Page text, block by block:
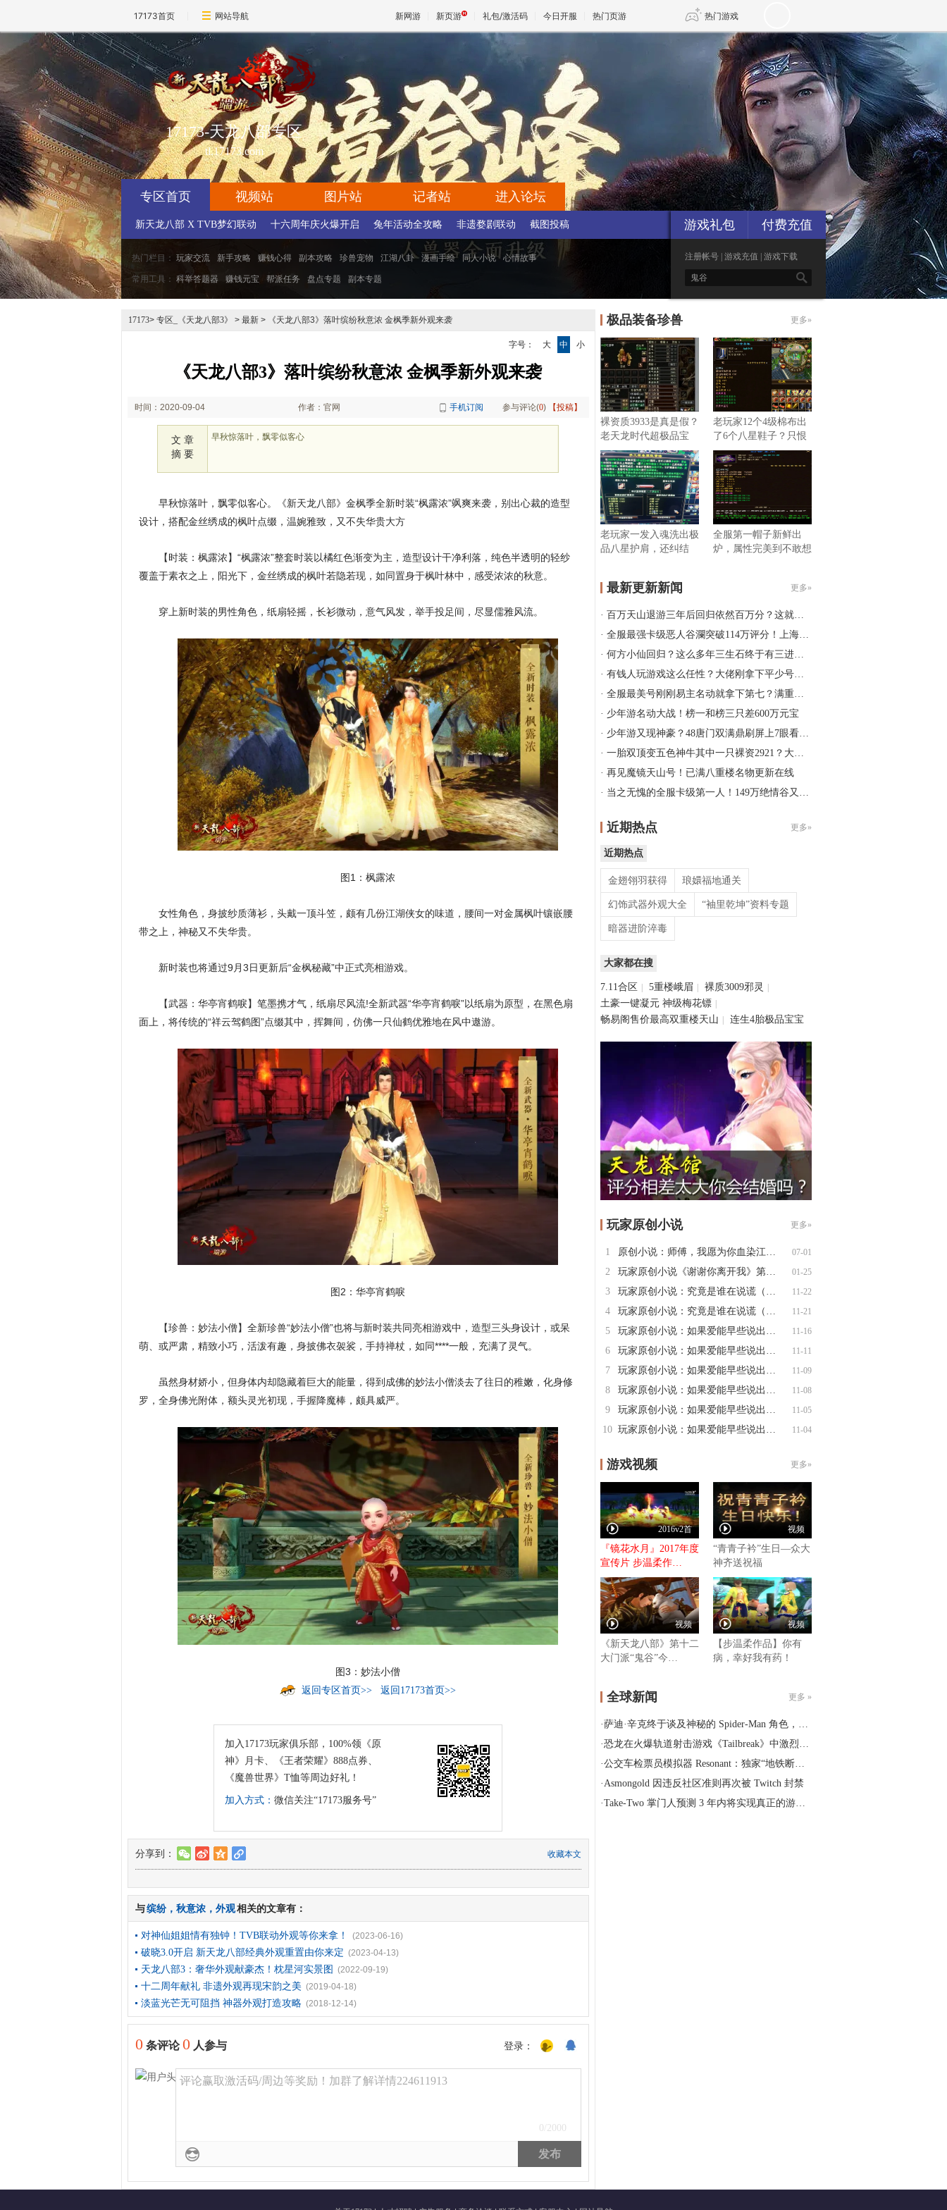
17173首页 网站导航 新网游 新页游 礼包/激活码 今日开服 热门页游 热门游戏
传奇4
新天龙八部
王权与自由 诛仙世界 新仙侠5
17173-天龙八部专区
tl.17173.com
专区首页 视频站 图片站 记者站 进入论坛
新天龙八部 X TVB梦幻联动 十六周年庆火爆开启 兔年活动全攻略 非遗婺剧联动 截图投稿
热门栏目： 玩家交流 新手攻略 赚钱心得 副本攻略 珍兽宠物 江湖八卦 漫画手绘 同人小说 心情故事
常用工具： 科举答题器 赚钱元宝 帮派任务 盘点专题 副本专题
游戏礼包 付费充值
注册帐号 游戏充值 游戏下载

17173> 专区_《天龙八部3》 > 最新 > 《天龙八部3》落叶缤纷秋意浓 金枫季新外观来袭
字号： 大 中 小
《天龙八部3》落叶缤纷秋意浓 金枫季新外观来袭
时间：2020-09-04 作者：官网 手机订阅 参与评论(0) 【投稿】
文 章
摘 要
早秋惊落叶，飘零似客心
早秋惊落叶，飘零似客心。《新天龙八部》金枫季全新时装“枫露浓”飒爽来袭，别出心裁的造型
设计，搭配金丝绣成的枫叶点缀，温婉雅致，又不失华贵大方
【时装：枫露浓】“枫露浓”整套时装以橘红色渐变为主，造型设计干净利落，纯色半透明的轻纱
覆盖于素衣之上，阳光下，金丝绣成的枫叶若隐若现，如同置身于枫叶林中，感受浓浓的秋意。
穿上新时装的男性角色，纸扇轻摇，长衫微动，意气风发，举手投足间，尽显儒雅风流。
图1：枫露浓
女性角色，身披纱质薄衫，头戴一顶斗笠，颇有几份江湖侠女的味道，腰间一对金属枫叶镶嵌腰
带之上，神秘又不失华贵。
新时装也将通过9月3日更新后“金枫秘藏”中正式亮相游戏。
【武器：华亭宵鹤唳】笔墨携才气，纸扇尽风流!全新武器“华亭宵鹤唳”以纸扇为原型，在黑色扇
面上，将传统的“祥云驾鹤图”点缀其中，挥舞间，仿佛一只仙鹤优雅地在风中遨游。
图2：华亭宵鹤唳
【珍兽：妙法小僧】全新珍兽“妙法小僧”也将与新时装共同亮相游戏中，造型三头身设计，或呆
萌、或严肃，精致小巧，活泼有趣，身披佛衣袈裟，手持禅杖，如同****一般，充满了灵气。
虽然身材娇小，但身体内却隐藏着巨大的能量，得到成佛的妙法小僧淡去了往日的稚嫩，化身修
罗，全身佛光附体，额头灵光初现，手握降魔棒，颇具威严。
图3：妙法小僧
返回专区首页>> 返回17173首页>>
加入17173玩家俱乐部，100%领《原
神》月卡、《王者荣耀》888点券、
《魔兽世界》T恤等周边好礼！
加入方式：微信关注“17173服务号”
分享到： w t z l 收藏本文
与缤纷， 秋意浓 ， 外观相关的文章有：
对神仙姐姐情有独钟！TVB联动外观等你来拿！ (2023-06-16)
破晓3.0开启 新天龙八部经典外观重置由你来定 (2023-04-13)
天龙八部3：奢华外观献豪杰！枕星河实景图 (2022-09-19)
十二周年献礼 非遗外观再现宋韵之美 (2019-04-18)
淡蓝光芒无可阻挡 神器外观打造攻略 (2018-12-14)
0 条评论0 人参与 登录：
评论赢取激活码/周边等奖励！加群了解详情224611913
0 /2000
发布
极品装备珍兽 更多»
裸资质3933是真是假？
老天龙时代超极品宝
宝…
老玩家12个4级棉布出
了6个八星鞋子？只恨
自…
老玩家一发入魂洗出极
品八星护肩，还纠结
全服第一帽子新鲜出
炉，属性完美到不敢想
最新更新新闻 更多»
· 百万天山退游三年后回归依然百万分？这就是大佬…
· 全服最强卡级恶人谷瀾突破114万评分！上海滩名…
· 何方小仙回归？这么多年三生石终于有三进阶了
· 有钱人玩游戏这么任性？大佬刚拿下平少号又砸三…
· 全服最美号刚刚易主名动就拿下第七？满重楼成就…
· 少年游名动大战！榜一和榜三只差600万元宝
· 少年游又现神豪？48唐门双满鼎刷屏上7眼看50万…
· 一胎双顶变五色神牛其中一只裸资2921？大家为啥…
· 再见魔镜天山号！已满八重楼名物更新在线
· 当之无愧的全服卡级第一人！149万绝情谷又起7级…
近期热点 更多»
近期热点
金翅翎羽获得 琅嬛福地通关
幻饰武器外观大全 “袖里乾坤”资料专题
暗器进阶淬毒
大家都在搜
7.11合区 5重楼峨眉 裸质3009邪灵
土豪一键凝元 神级梅花镖
畅易阁售价最高双重楼天山 连生4胎极品宝宝
玩家原创小说 更多»
1 07-01
原创小说：师傅，我愿为你血染江山（一…
2
01-25
玩家原创小说《谢谢你离开我》第一章
3
11-22
玩家原创小说：究竟是谁在说谎（二）
4
11-21
玩家原创小说：究竟是谁在说谎（一）
5
11-16
玩家原创小说：如果爱能早些说出来12
6
11-11
玩家原创小说：如果爱能早些说出来（十…
7
11-09
玩家原创小说：如果爱能早些说出来（九…
8
11-08
玩家原创小说：如果爱能早些说出来（八…
9
11-05
玩家原创小说：如果爱能早些说出来（六…
10
11-04
玩家原创小说：如果爱能早些说出来（五…
游戏视频 更多»
2016v2首
页
『镜花水月』2017年度
宣传片 步温柔作…
视频
“青青子衿”生日—众大
神齐送祝福
视频
《新天龙八部》第十二
大门派“鬼谷”今…
视频
【步温柔作品】你有
病，幸好我有药！
全球新闻 更多 »
·萨迪·辛克终于谈及神秘的 Spider-Man 角色，并透露正与漫威商讨未来动向
·恐龙在火爆轨道射击游戏《Tailbreak》中激烈碰撞，现已正式发售
·公交车检票员模拟器 Resonant：独家“地铁断层”任务实机演示 —— IGN First
·Asmongold 因违反社区准则再次被 Twitch 封禁
·Take-Two 掌门人预测 3 年内将实现真正的游戏流媒体，称其表现需比肩主机运行 GTA66 才有意义